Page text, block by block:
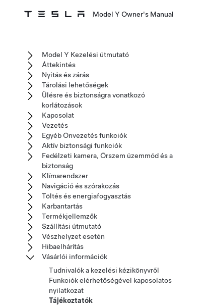
Model Y Owner's Manual
Model Y Kezelési útmutató
Áttekintés
Nyitás és zárás
Tárolási lehetőségek
Ülésre és biztonságra vonatkozó
korlátozások
Kapcsolat
Vezetés
Egyéb Önvezetés funkciók
Aktív biztonsági funkciók
Fedélzeti kamera, Őrszem üzemmód és a
biztonság
Klímarendszer
Navigáció és szórakozás
Töltés és energiafogyasztás
Karbantartás
Termékjellemzők
Szállítási útmutató
Vészhelyzet esetén
Hibaelhárítás
Vásárlói információk
Tudnivalók a kezelési kézikönyvről
Funkciók elérhetőségével kapcsolatos
nyilatkozat
Tájékoztatók